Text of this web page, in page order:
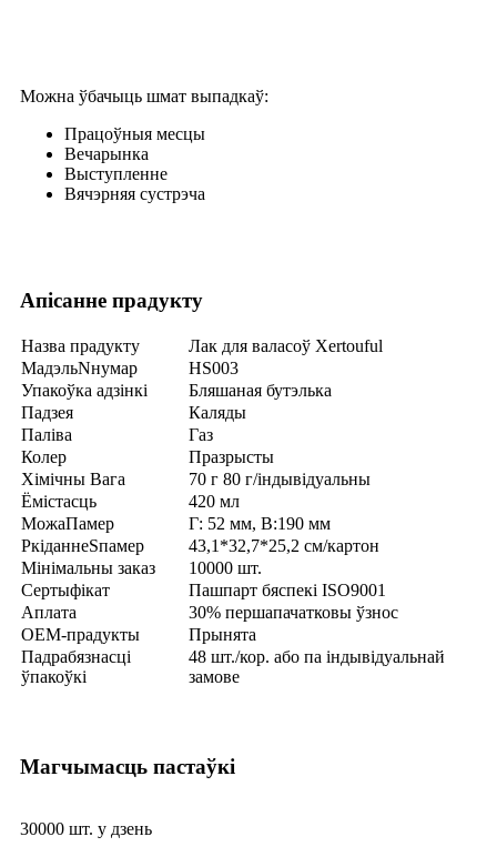
Можна ўбачыць шмат выпадкаў:
Працоўныя месцы
Вечарынка
Выступленне
Вячэрняя сустрэча
Апісанне прадукту
Назва прадукту
Лак для валасоў Xertouful
МадэльNнумар
HS003
Упакоўка адзінкі
Бляшаная бутэлька
Падзея
Каляды
Паліва
Газ
Колер
Празрысты
Хімічны Вага
70 г 80 г/індывідуальны
Ёмістасць
420 мл
МожаПамер Г: 52 мм, В:190 мм
PкіданнеSпамер
43,1*32,7*25,2 см/картон
Мінімальны заказ
10000 шт.
Сертыфікат
Пашпарт бяспекі ISO9001
Аплата
30% першапачатковы ўзнос
OEM-прадукты
Прынята
Падрабязнасці
ўпакоўкі
48 шт./кор. або па індывідуальнай
замове
Магчымасць пастаўкі
30000 шт. у дзень